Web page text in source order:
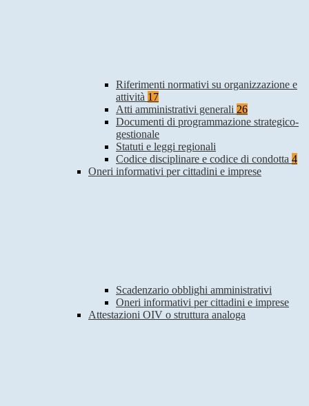
Riferimenti normativi su organizzazione e
attività 17
Atti amministrativi generali 26
Documenti di programmazione strategico-
gestionale
Statuti e leggi regionali
Codice disciplinare e codice di condotta 4
Oneri informativi per cittadini e imprese
Scadenzario obblighi amministrativi
Oneri informativi per cittadini e imprese
Attestazioni OIV o struttura analoga